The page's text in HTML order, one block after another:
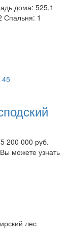
дома: 525,1
Спальня: 1
200 000 руб.
можете узнать
лес